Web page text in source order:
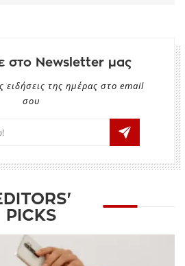
στο Newsletter μας
ειδήσεις της ημέρας στο email
σου
PICKS